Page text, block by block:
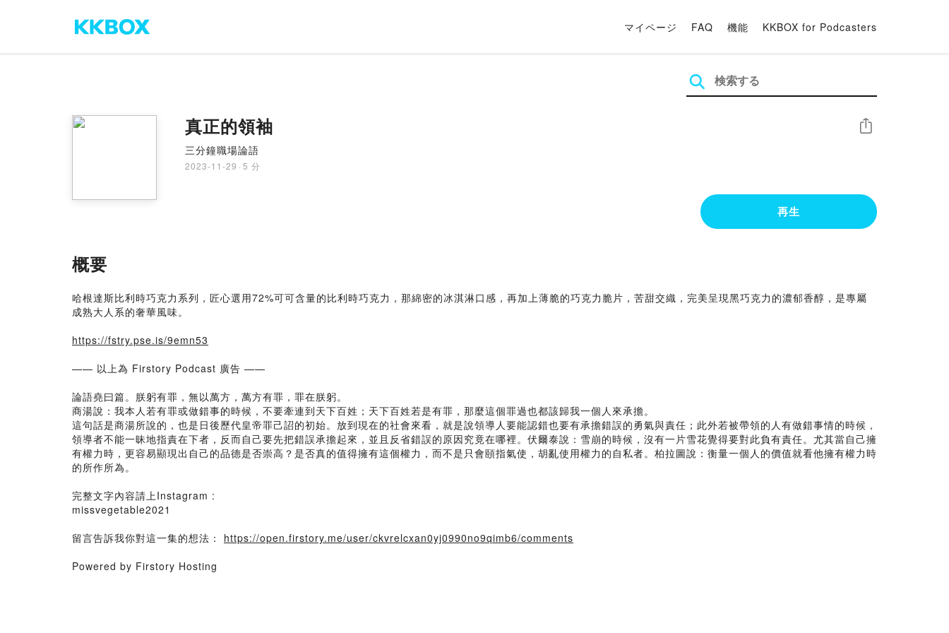
マイページ FAQ 機能 KKBOX for Podcasters
真正的領袖
三分鐘職場論語
2023-11-29 · 5 分
シェア
再生
概要
哈根達斯比利時巧克力系列，匠心選用72%可可含量的比利時巧克力，那綿密的冰淇淋口感，再加上薄脆的巧克力脆片，苦甜交織，完美呈現黑巧克力的濃郁香醇，是專屬
成熟大人系的奢華風味。
https://fstry.pse.is/9emn53
—— 以上為 Firstory Podcast 廣告 ——
論語堯曰篇。朕躬有罪，無以萬方，萬方有罪，罪在朕躬。
商湯說：我本人若有罪或做錯事的時候，不要牽連到天下百姓；天下百姓若是有罪，那麼這個罪過也都該歸我一個人來承擔。
這句話是商湯所說的，也是日後歷代皇帝罪己詔的初始。放到現在的社會來看，就是說領導人要能認錯也要有承擔錯誤的勇氣與責任；此外若被帶領的人有做錯事情的時候，
領導者不能一昧地指責在下者，反而自己要先把錯誤承擔起來，並且反省錯誤的原因究竟在哪裡。伏爾泰說：雪崩的時候，沒有一片雪花覺得要對此負有責任。尤其當自己擁
有權力時，更容易顯現出自己的品德是否崇高？是否真的值得擁有這個權力，而不是只會頤指氣使，胡亂使用權力的自私者。柏拉圖說：衡量一個人的價值就看他擁有權力時
的所作所為。
完整文字內容請上Instagram :
missvegetable2021
留言告訴我你對這一集的想法： https://open.firstory.me/user/ckvrelcxan0yj0990no9qimb6/comments
Powered by Firstory Hosting